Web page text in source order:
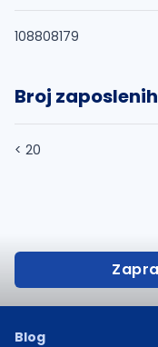
108808179
Broj zaposlenih
< 20
Blog